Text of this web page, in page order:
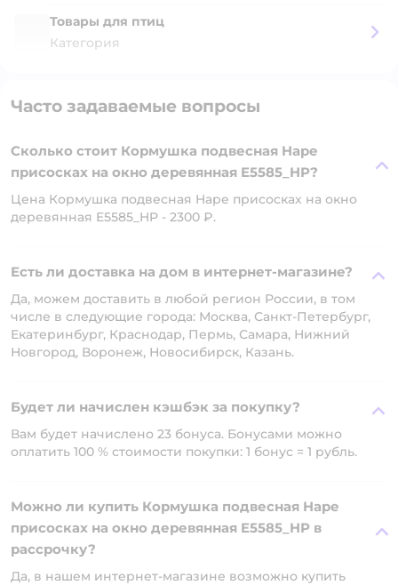
Товары для птиц
Категория
Часто задаваемые вопросы
Сколько стоит Кормушка подвесная Hape
присосках на окно деревянная E5585_HP?
Цена Кормушка подвесная Hape присосках на окно
деревянная E5585_HP - 2300 ₽.
Есть ли доставка на дом в интернет-магазине?
Да, можем доставить в любой регион России, в том
числе в следующие города: Москва, Санкт-Петербург,
Екатеринбург, Краснодар, Пермь, Самара, Нижний
Новгород, Воронеж, Новосибирск, Казань.
Будет ли начислен кэшбэк за покупку?
Вам будет начислено 23 бонуса. Бонусами можно
оплатить 100 % стоимости покупки: 1 бонус = 1 рубль.
Можно ли купить Кормушка подвесная Hape
присосках на окно деревянная E5585_HP в
рассрочку?
Да, в нашем интернет-магазине возможно купить